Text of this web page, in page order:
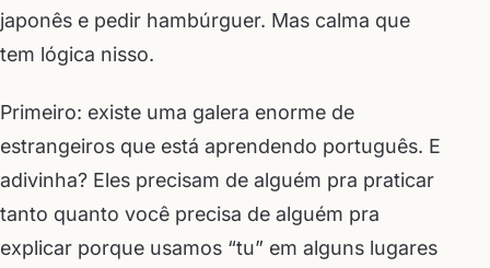
japonês e pedir hambúrguer. Mas calma que
tem lógica nisso.
Primeiro: existe uma galera enorme de
estrangeiros que está aprendendo português. E
adivinha? Eles precisam de alguém pra praticar
tanto quanto você precisa de alguém pra
explicar porque usamos “tu” em alguns lugares